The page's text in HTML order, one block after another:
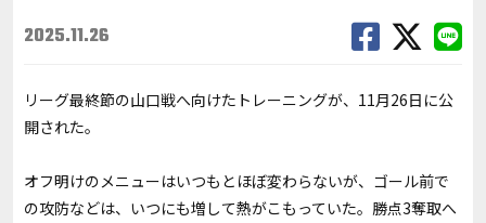
2025.11.26
リーグ最終節の山口戦へ向けたトレーニングが、 11月26日に公
開された。
オフ明けのメニューはいつもとほぼ変わらないが、ゴール前で
の攻防などは、いつにも増して熱がこもっていた。勝点3奪取へ